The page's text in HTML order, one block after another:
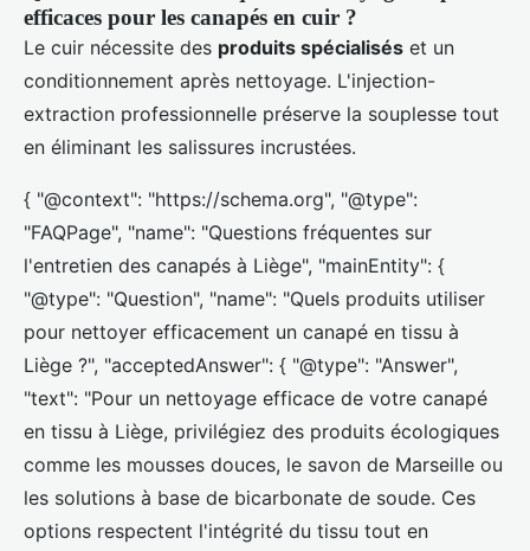
efficaces pour les canapés en cuir ?
Le cuir nécessite des produits spécialisés et un
conditionnement après nettoyage. L'injection-
extraction professionnelle préserve la souplesse tout
en éliminant les salissures incrustées.
{ "@context": "https://schema.org", "@type":
"FAQPage", "name": "Questions fréquentes sur
l'entretien des canapés à Liège", "mainEntity": {
"@type": "Question", "name": "Quels produits utiliser
pour nettoyer efficacement un canapé en tissu à
Liège ?", "acceptedAnswer": { "@type": "Answer",
"text": "Pour un nettoyage efficace de votre canapé
en tissu à Liège, privilégiez des produits écologiques
comme les mousses douces, le savon de Marseille ou
les solutions à base de bicarbonate de soude. Ces
options respectent l'intégrité du tissu tout en